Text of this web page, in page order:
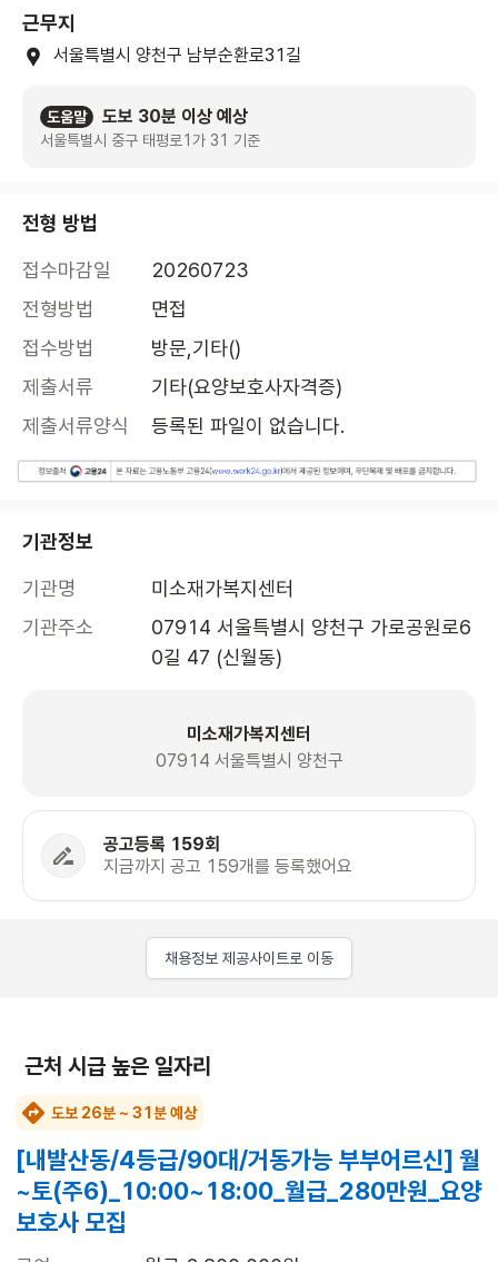
근무지
서울특별시 양천구 남부순환로31길
도움말 도보 30분 이상 예상
서울특별시 중구 태평로1가 31 기준
전형 방법
접수마감일
20260723
전형방법
면접
접수방법
방문,기타()
제출서류
기타(요양보호사자격증)
제출서류양식
등록된 파일이 없습니다.
기관정보
기관명
미소재가복지센터
기관주소
07914 서울특별시 양천구 가로공원로6
0길 47 (신월동)
미소재가복지센터
07914 서울특별시 양천구
공고등록 159회
지금까지 공고 159개를 등록했어요
채용정보 제공사이트로 이동
근처 시급 높은 일자리
도보 26분 ~ 31분 예상
[내발산동/4등급/90대/거동가능 부부어르신] 월
~토(주6)_10:00~18:00_월급_280만원_요양
보호사 모집